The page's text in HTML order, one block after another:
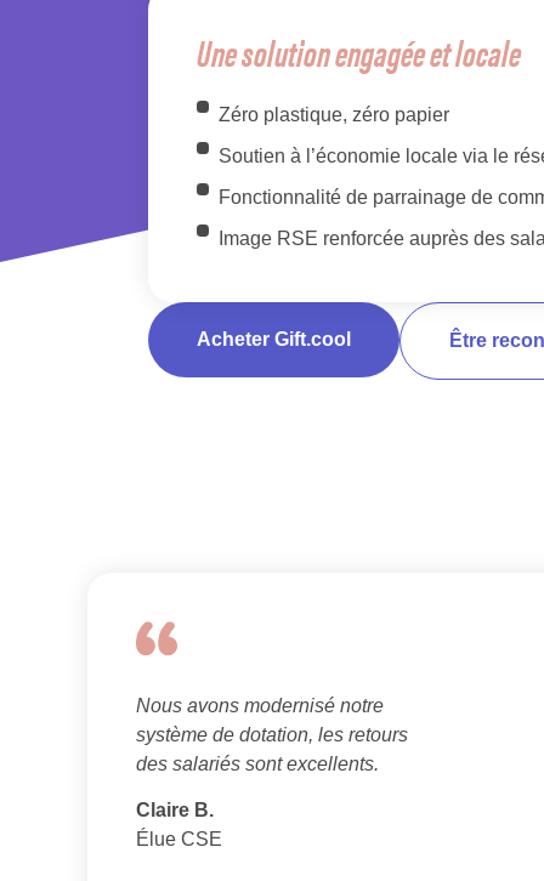
Une solution engagée et locale
Zéro plastique, zéro papier
Soutien à l’économie locale via le
Fonctionnalité de parrainage de
Image RSE renforcée auprès des
Acheter Gift.cool Être
Nous avons modernisé notre
système de dotation, les retours
des salariés sont excellents.
Claire B.
Élue CSE